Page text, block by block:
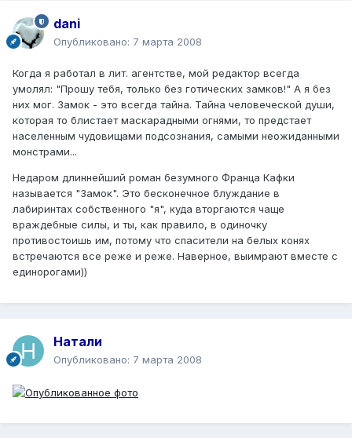
dani
Опубликовано: 7 марта 2008
Когда я работал в лит. агентстве, мой редактор всегда
умолял: "Прошу тебя, только без готических замков!" А я без
них мог. Замок - это всегда тайна. Тайна человеческой души,
которая то блистает маскарадными огнями, то предстает
населенным чудовищами подсознания, самыми неожиданными
монстрами...
Недаром длиннейший роман безумного Франца Кафки
называется "Замок". Это бесконечное блуждание в
лабиринтах собственного "я", куда вторгаются чаще
враждебные силы, и ты, как правило, в одиночку
противостоишь им, потому что спасители на белых конях
встречаются все реже и реже. Наверное, выимрают вместе с
единорогами))
Натали
Опубликовано: 7 марта 2008